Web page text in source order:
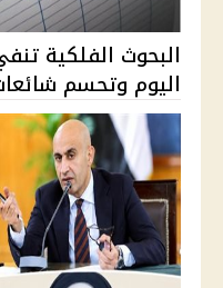
البحوث الفلكية
اليوم وتحسم